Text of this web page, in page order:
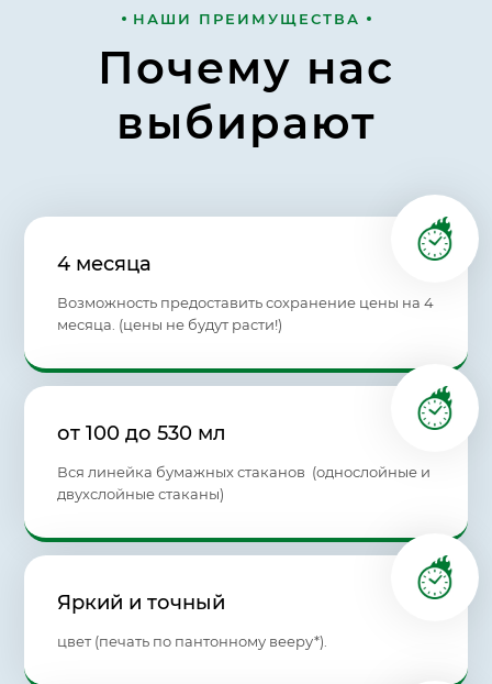
НАШИ ПРЕИМУЩЕСТВА
Почему нас
выбирают
4 месяца
Возможность предоставить сохранение цены на 4
месяца. (цены не будут расти!)
от 100 до 530 мл
Вся линейка бумажных стаканов (однослойные и
двухслойные стаканы)
Яркий и точный
цвет (печать по пантонному вееру*).